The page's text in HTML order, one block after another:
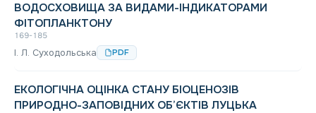
ВОДОСХОВИЩА ЗА ВИДАМИ-ІНДИКАТОРАМИ
ФІТОПЛАНКТОНУ
169-185
І. Л. Суходольська PDF
ЕКОЛОГІЧНА ОЦІНКА СТАНУ БІОЦЕНОЗІВ
ПРИРОДНО-ЗАПОВІДНИХ ОБ’ЄКТІВ ЛУЦЬКА